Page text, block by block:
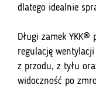
dlatego idealnie
Długi zamek YKK®
regulację
z przodu, z tyłu
widoczność po